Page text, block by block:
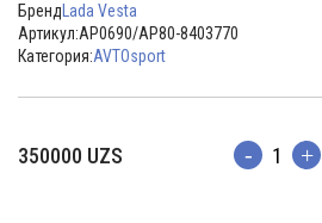
Бренд Lada Vesta
Артикул:АР0690/АР80-8403770
Категория:AVTOsport
350000 UZS Количество